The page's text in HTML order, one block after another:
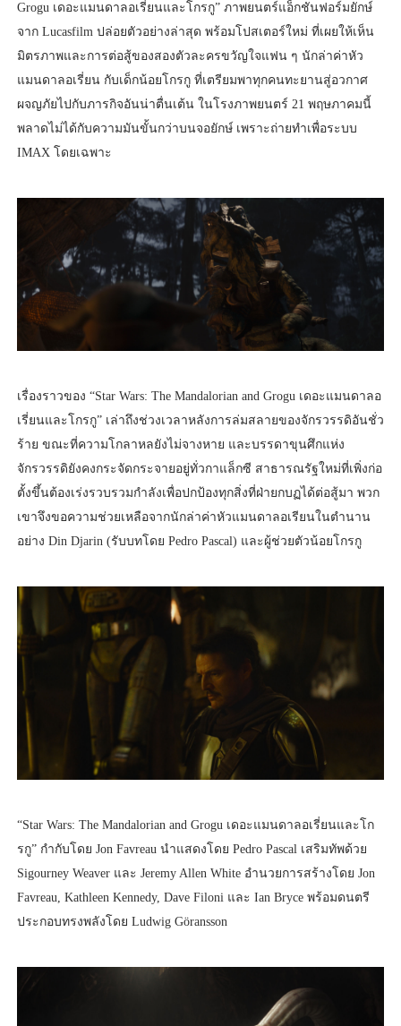
Grogu เดอะแมนดาลอเรี่ยนและโกรกู” ภาพยนตร์แอ็กชันฟอร์มยักษ์
จาก Lucasfilm ปล่อยตัวอย่างล่าสุด พร้อมโปสเตอร์ใหม่ ที่เผยให้เห็น
มิตรภาพและการต่อสู้ของสองตัวละครขวัญใจแฟน ๆ นักล่าค่าหัว
แมนดาลอเรี่ยน กับเด็กน้อยโกรกู ที่เตรียมพาทุกคนทะยานสู่อวกาศ
ผจญภัยไปกับภารกิจอันน่าตื่นเต้น ในโรงภาพยนตร์ 21 พฤษภาคมนี้
พลาดไม่ได้กับความมันขั้นกว่าบนจอยักษ์ เพราะถ่ายทำเพื่อระบบ
IMAX โดยเฉพาะ
เรื่องราวของ “Star Wars: The Mandalorian and Grogu เดอะแมนดาลอ
เรี่ยนและโกรกู” เล่าถึงช่วงเวลาหลังการล่มสลายของจักรวรรดิอันชั่ว
ร้าย ขณะที่ความโกลาหลยังไม่จางหาย และบรรดาขุนศึกแห่ง
จักรวรรดิยังคงกระจัดกระจายอยู่ทั่วกาแล็กซี สาธารณรัฐใหม่ที่เพิ่งก่อ
ตั้งขึ้นต้องเร่งรวบรวมกำลังเพื่อปกป้องทุกสิ่งที่ฝ่ายกบฏได้ต่อสู้มา พวก
เขาจึงขอความช่วยเหลือจากนักล่าค่าหัวแมนดาลอเรียนในตำนาน
อย่าง Din Djarin (รับบทโดย Pedro Pascal) และผู้ช่วยตัวน้อยโกรกู
“Star Wars: The Mandalorian and Grogu เดอะแมนดาลอเรี่ยนและโก
รกู” กำกับโดย Jon Favreau นำแสดงโดย Pedro Pascal เสริมทัพด้วย
Sigourney Weaver และ Jeremy Allen White อำนวยการสร้างโดย Jon
Favreau, Kathleen Kennedy, Dave Filoni และ Ian Bryce พร้อมดนตรี
ประกอบทรงพลังโดย Ludwig Göransson